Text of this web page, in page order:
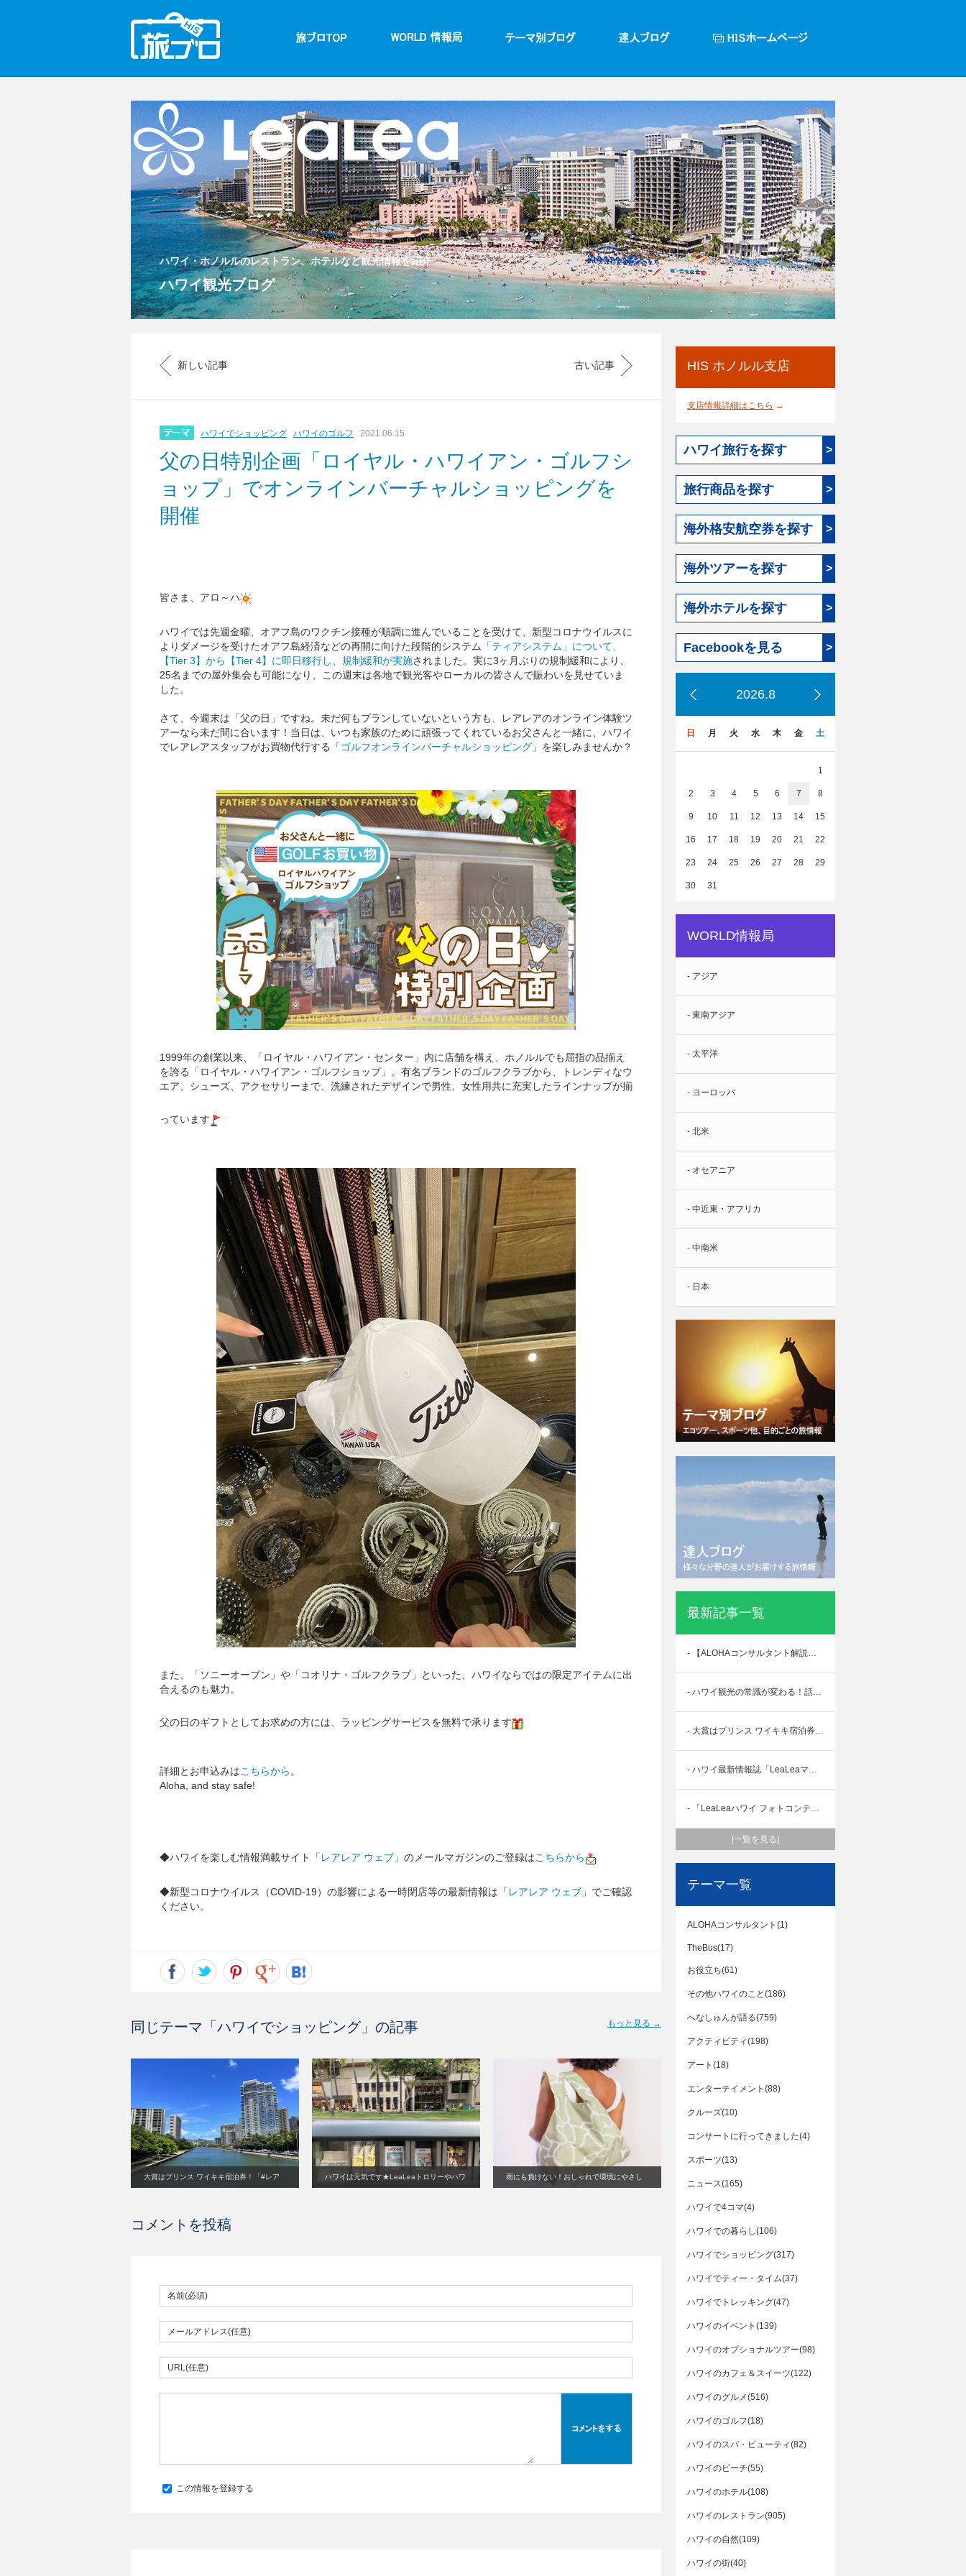
ハワイ・ホノルルのレストラン、ホテルなど観光情報を紹介
ハワイ観光ブログ
新しい記事 古い記事
ハワイでショッピング ハワイのゴルフ 2021.06.15
父の日特別企画「ロイヤル・ハワイアン・ゴルフシ
ョップ」でオンラインバーチャルショッピングを
開催
皆さま、アロ～ハ
ハワイでは先週金曜、オアフ島のワクチン接種が順調に進んでいることを受けて、新型コロナウイルスに
よりダメージを受けたオアフ島経済などの再開に向けた段階的システム
「ティアシステム」について、
【Tier 3】から【Tier 4】に即日移行し、規制緩和が実施されました。実に3ヶ月ぶりの規制緩和により、
25名までの屋外集会も可能になり、この週末は各地で観光客やローカルの皆さんで賑わいを見せていま
した。
さて、今週末は「父の日」ですね。未だ何もプランしていないという方も、レアレアのオンライン体験ツ
アーなら未だ間に合います！当日は、いつも家族のために頑張ってくれているお父さんと一緒に、ハワイ
でレアレアスタッフがお買物代行する「 ゴルフオンラインバーチャルショッピング 」を楽しみませんか？
1999年の創業以来、「ロイヤル・ハワイアン・センター」内に店舗を構え、ホノルルでも屈指の品揃え
を誇る「ロイヤル・ハワイアン・ゴルフショップ」。有名ブランドのゴルフクラブから、トレンディなウ
エア、シューズ、アクセサリーまで、洗練されたデザインで男性、女性用共に充実したラインナップが揃
っています
また、「ソニーオープン」や「コオリナ・ゴルフクラブ」といった、ハワイならではの限定アイテムに出
合えるのも魅力。
父の日のギフトとしてお求めの方には、ラッピングサービスを無料で承ります
詳細とお申込みはこちらから 。
Aloha, and stay safe!
◆ハワイを楽しむ情報満載サイト「 レアレア ウェブ 」のメールマガジンのご登録はこちらから
◆新型コロナウイルス（COVID-19）の影響による一時閉店等の最新情報は「 レアレア ウェブ 」でご確認
ください。
同じテーマ「 ハワイでショッピング」の記事 もっと見る →
大賞はプリンス ワイキキ宿泊券！「#レア ハワイは元気です★LeaLeaトロリーやハワ 雨にも負けない！おしゃれで環境にやさし
コメントを投稿
この情報を登録する
HIS ホノルル支店
支店情報詳細はこちら →
ハワイ旅行を探す >
旅行商品を探す >
海外格安航空券を探す >
海外ツアーを探す >
海外ホテルを探す >
Facebookを見る >
2026.8
日 月 火 水 木 金 土
1
2 3 4 5 6 7 8
9 10 11 12 13 14 15
16 17 18 19 20 21 22
23 24 25 26 27 28 29
30 31
WORLD情報局
- アジア
- 東南アジア
- 太平洋
- ヨーロッパ
- 北米
- オセアニア
- 中近東・アフリカ
- 中南米
- 日本
最新記事一覧
- 【ALOHAコンサルタント解説】シルク・ドゥ・ソレイユ『ʻAuana（アウアナ）』を120%楽しむ、座席選びと鑑賞のコツ
- ハワイ観光の常識が変わる！話題のXRバスツアー「XploreRide」に乗ってみた
- 大賞はプリンス ワイキキ宿泊券！「#レアレアマラマハワイ」SNSキャンペーン初開催
- ハワイ最新情報誌「LeaLeaマガジン」58号配布スタート！
- 「LeaLeaハワイ フォトコンテスト 2022」開催中！ あなたの一枚がLeaLeaウェブのカバーフォトになるかも
[一覧を見る]
テーマ一覧
ALOHAコンサルタント(1)
TheBus(17)
お役立ち(61)
その他ハワイのこと(186)
へなしゅんが語る(759)
アクティビティ(198)
アート(18)
エンターテイメント(88)
クルーズ(10)
コンサートに行ってきました(4)
スポーツ(13)
ニュース(165)
ハワイで4コマ(4)
ハワイでの暮らし(106)
ハワイでショッピング(317)
ハワイでティー・タイム(37)
ハワイでトレッキング(47)
ハワイのイベント(139)
ハワイのオプショナルツアー(98)
ハワイのカフェ＆スイーツ(122)
ハワイのグルメ(516)
ハワイのゴルフ(18)
ハワイのスパ・ビューティ(82)
ハワイのビーチ(55)
ハワイのホテル(108)
ハワイのレストラン(905)
ハワイの自然(109)
ハワイの街(40)